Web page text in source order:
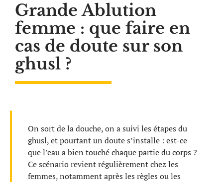
Grande Ablution
femme : que faire en
cas de doute sur son
ghusl ?
On sort de la douche, on a suivi les étapes du
ghusl, et pourtant un doute s’installe : est-ce
que l’eau a bien touché chaque partie du corps ?
Ce scénario revient régulièrement chez les
femmes, notamment après les règles ou les